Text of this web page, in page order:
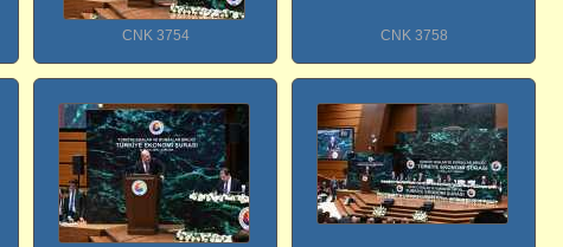
CNK 3754 CNK 3758